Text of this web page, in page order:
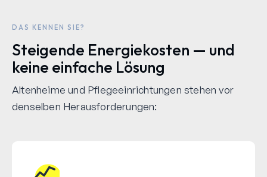
DAS KENNEN SIE?
Steigende Energiekosten — und
keine einfache Lösung
Altenheime und Pflegeeinrichtungen stehen vor
denselben Herausforderungen: